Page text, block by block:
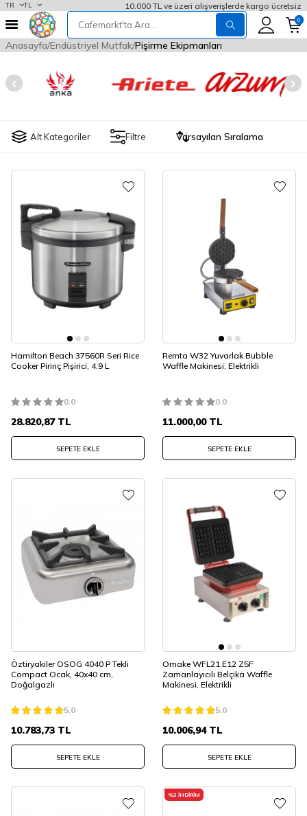
TR TL 10.000 TL ve üzeri alışverişlerde kargo ücretsiz
0
Anasayfa Endüstriyel Mutfak Pişirme Ekipmanları
Alt Kategoriler Filtre
Hamilton Beach 37560R Seri Rice
Cooker Pirinç Pişirici, 4.9 L
0.0
28.820,87TL
SEPETE EKLE
Remta W32 Yuvarlak Bubble
Waffle Makinesi, Elektrikli
0.0
11.000,00TL
SEPETE EKLE
Öztiryakiler OSOG 4040 P Tekli
Compact Ocak, 40x40 cm,
Doğalgazlı
5.0
10.783,73 TL
SEPETE EKLE
Omake WFL21.E12 Z5F
Zamanlayıcılı Belçika Waffle
Makinesi, Elektrikli
5.0
10.006,94TL
SEPETE EKLE
%3 İNDIRIM